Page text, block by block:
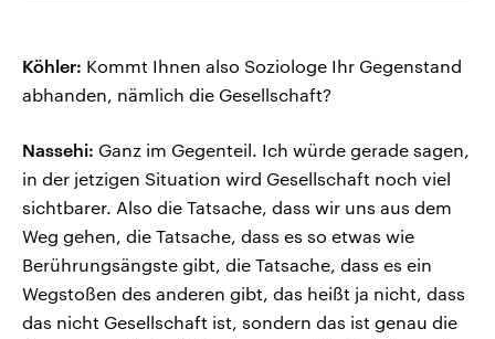
Köhler: Kommt Ihnen also Soziologe Ihr Gegenstand
abhanden, nämlich die Gesellschaft?
Nassehi: Ganz im Gegenteil. Ich würde gerade sagen,
in der jetzigen Situation wird Gesellschaft noch viel
sichtbarer. Also die Tatsache, dass wir uns aus dem
Weg gehen, die Tatsache, dass es so etwas wie
Berührungsängste gibt, die Tatsache, dass es ein
Wegstoßen des anderen gibt, das heißt ja nicht, dass
das nicht Gesellschaft ist, sondern das ist genau die